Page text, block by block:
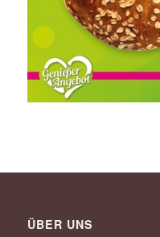
ÜBER UNS